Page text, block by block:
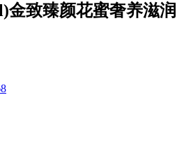
金致臻颜花蜜奢养滋润